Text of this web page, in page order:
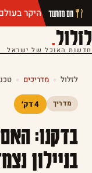
חם מהתנור
לזלול.
חדשות האוכל של ישראל
לזלול » מדריכים »
מדריך 4 דק׳
בדקנו:
בניילון